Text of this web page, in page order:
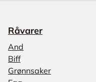
Råvarer
And
Biff
Grønnsaker